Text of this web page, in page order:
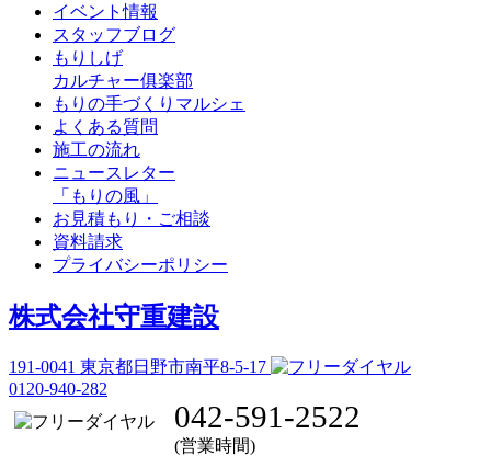
イベント情報
スタッフブログ
もりしげ
カルチャー俱楽部
もりの手づくりマルシェ
よくある質問
施工の流れ
ニュースレター
「もりの風」
お見積もり・ご相談
資料請求
プライバシーポリシー
株式会社守重建設
191-0041 東京都日野市南平8-5-17
0120-940-282
042-591-2522
(営業時間)